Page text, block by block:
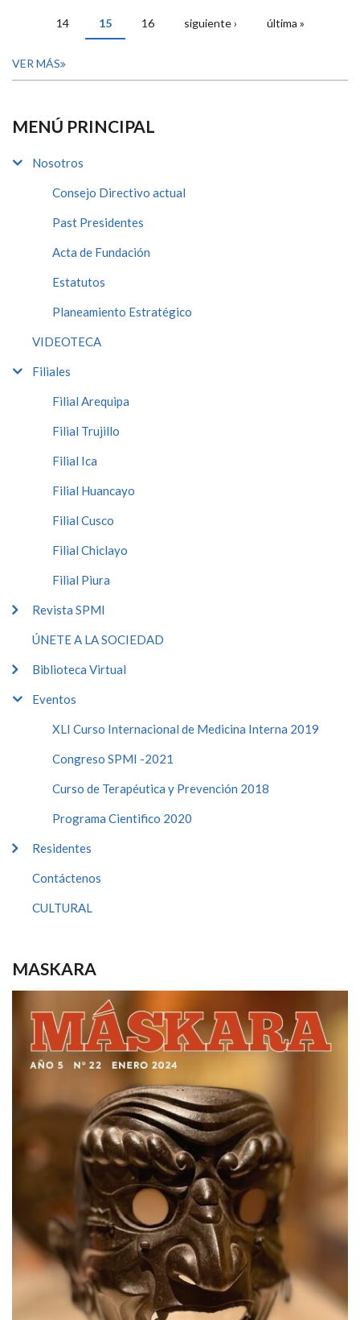
14 15 16 siguiente › última »
VER MÁS
MENÚ PRINCIPAL
Nosotros
Consejo Directivo actual
Past Presidentes
Acta de Fundación
Estatutos
Planeamiento Estratégico
VIDEOTECA
Filiales
Filial Arequipa
Filial Trujillo
Filial Ica
Filial Huancayo
Filial Cusco
Filial Chiclayo
Filial Piura
Revista SPMI
ÚNETE A LA SOCIEDAD
Biblioteca Virtual
Eventos
XLI Curso Internacional de Medicina Interna 2019
Congreso SPMI -2021
Curso de Terapéutica y Prevención 2018
Programa Cientifico 2020
Residentes
Contáctenos
CULTURAL
MASKARA